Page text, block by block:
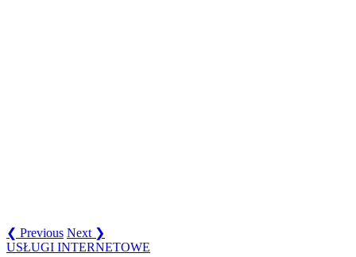
❮ Previous Next ❯
USŁUGI INTERNETOWE